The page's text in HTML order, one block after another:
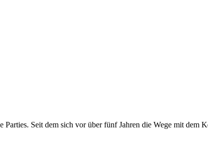
Seit dem sich vor über fünf Jahren die Wege mit dem